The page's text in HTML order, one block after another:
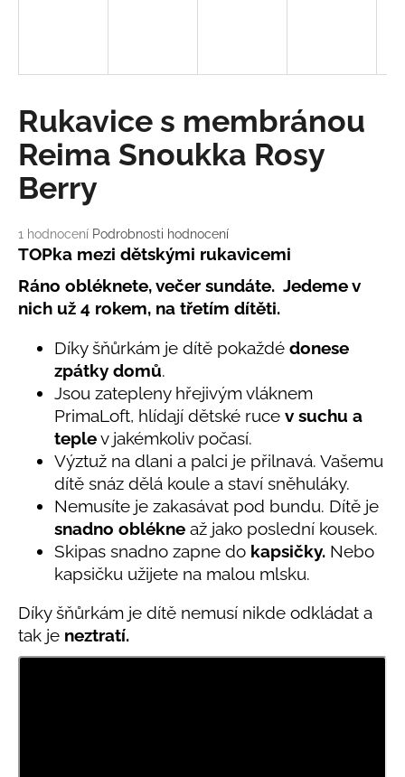
Průměrné
hodnocení
je
5,0
z
hvězdiček.
1 hodnocení Podrobnosti hodnocení
Rukavice s membránou
Reima Snoukka Rosy
Berry
TOPka mezi dětskými rukavicemi
Ráno obléknete, večer sundáte. Jedeme v
nich už 4 rokem, na třetím dítěti.
Díky šňůrkám je dítě pokaždé donese
zpátky domů.
Jsou zatepleny hřejivým vláknem
PrimaLoft, hlídají dětské ruce v suchu a
teplev jakémkoliv počasí.
Výztuž na dlani a palci je přilnavá. Vašemu
dítě snáz dělá koule a staví sněhuláky.
Nemusíte je zakasávat pod bundu. Dítě je
snadno oblékne až jako poslední kousek.
Skipas snadno zapne do kapsičky. Nebo
kapsičku užijete na malou mlsku.
Díky šňůrkám je dítě nemusí nikde odkládat a
tak je neztratí.
D
o
p
o
r
č
u
j
e
m
LETNÍ
RYCHLESCHNOUCÍ
KALHOTY
ŽLUTÉ